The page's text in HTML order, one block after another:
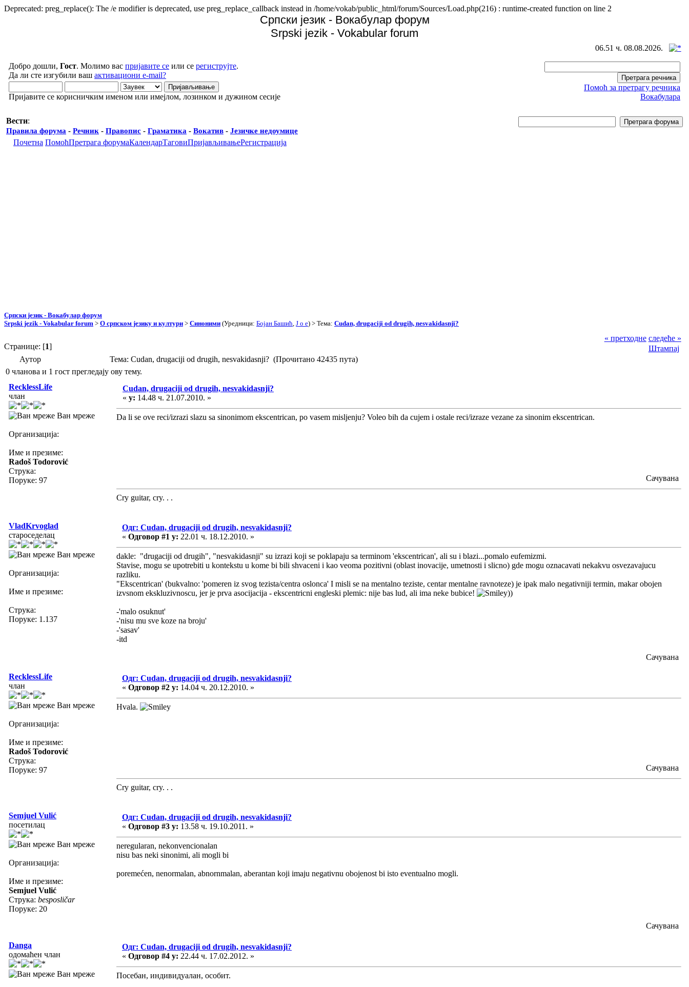
Deprecated: preg_replace(): The /e modifier is deprecated, use preg_replace_callback instead in /home/vokab/public_html/forum/Sources/Load.php(216) : runtime-created function on line 2
Српски језик - Вокабулар форум
Srpski jezik - Vokabular forum
06.51 ч. 08.08.2026.
Добро дошли, Гост. Молимо вас пријавите се или се региструјте.
Да ли сте изгубили ваш активациони e-mail?
Пријавите се корисничким именом или имејлом, лозинком и дужином сесије
Помоћ за претрагу речника
Вокабулара
Вести:
Правила форума - Речник - Правопис - Граматика - Вокатив - Језичке недоумице
Почетна ПомоћПретрага форумаКалендарТаговиПријављивањеРегистрација
Српски језик - Вокабулар форум
Srpski jezik - Vokabular forum > О српском језику и култури > Синоними (Уредници: Бојан Башић J o e) > Тема: Cudan, drugaciji od drugih, nesvakidasnji?
Странице: [1]
« претходне следеће »
Штампај
Аутор
Тема: Cudan, drugaciji od drugih, nesvakidasnji? (Прочитано 42435 пута)
0 чланова и 1 гост прегледају ову тему.
RecklessLife
члан
Ван мреже
Организација:
Име и презиме:
Radoš Todorović
Струка:
Поруке: 97
Cudan, drugaciji od drugih, nesvakidasnji?
« у: 14.48 ч. 21.07.2010. »
Da li se ove reci/izrazi slazu sa sinonimom ekscentrican, po vasem misljenju? Voleo bih da cujem i ostale reci/izraze vezane za sinonim ekscentrican.
Сачувана
Cry guitar, cry. . .
VladKrvoglad
староседелац
Ван мреже
Организација:
Име и презиме:
Струка:
Поруке: 1.137
Одг: Cudan, drugaciji od drugih, nesvakidasnji?
« Одговор #1 у: 22.01 ч. 18.12.2010. »
dakle: "drugaciji od drugih", "nesvakidasnji" su izrazi koji se poklapaju sa terminom 'ekscentrican', ali su i blazi...pomalo eufemizmi.
Stavise, mogu se upotrebiti u kontekstu u kome bi bili shvaceni i kao veoma pozitivni (oblast inovacije, umetnosti i slicno) gde mogu oznacavati nekakvu osvezavajucu
razliku.
"Ekscentrican' (bukvalno: 'pomeren iz svog tezista/centra oslonca' I misli se na mentalno teziste, centar mentalne ravnoteze) je ipak malo negativniji termin, makar obojen
izvsnom ekskluzivnoscu, jer je prva asocijacija - ekscentricni engleski plemic: nije bas lud, ali ima neke bubice!
))
-'malo osuknut'
-'nisu mu sve koze na broju'
-'sasav'
-itd
Сачувана
RecklessLife
члан
Ван мреже
Организација:
Име и презиме:
Radoš Todorović
Струка:
Поруке: 97
Одг: Cudan, drugaciji od drugih, nesvakidasnji?
« Одговор #2 у: 14.04 ч. 20.12.2010. »
Hvala.
Сачувана
Cry guitar, cry. . .
Semjuel Vulić
посетилац
Ван мреже
Организација:
Име и презиме:
Semjuel Vulić
Струка: besposličar
Поруке: 20
Одг: Cudan, drugaciji od drugih, nesvakidasnji?
« Одговор #3 у: 13.58 ч. 19.10.2011. »
neregularan, nekonvencionalan
nisu bas neki sinonimi, ali mogli bi
poremećen, nenormalan, abnornmalan, aberantan koji imaju negativnu obojenost bi isto eventualno mogli.
Сачувана
Danga
одомаћен члан
Ван мреже
Одг: Cudan, drugaciji od drugih, nesvakidasnji?
« Одговор #4 у: 22.44 ч. 17.02.2012. »
Посебан, индивидуалан, особит.